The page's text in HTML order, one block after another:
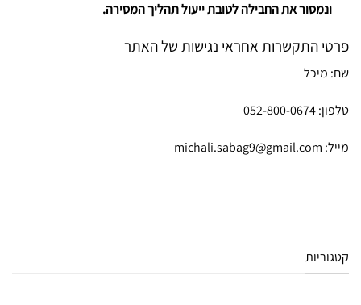
ונמסור את החבילה לטובת ייעול תהליך המסירה.
פרטי התקשרות אחראי נגישות של האתר
שם: מיכל
טלפון: ⁦052-800-0674⁩
מייל: michali.sabag9@gmail.com
קטגוריות